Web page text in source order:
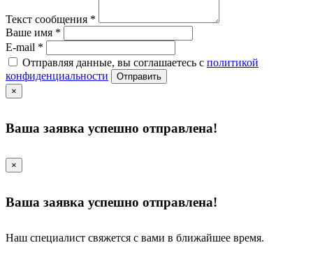
Текст сообщения *
Ваше имя *
E-mail *
Отправляя данные, вы соглашаетесь с политикой
конфиденциальности
Отправить
×
Ваша заявка успешно отправлена!
×
Ваша заявка успешно отправлена!
Наш специалист свяжется с вами в ближайшее время.